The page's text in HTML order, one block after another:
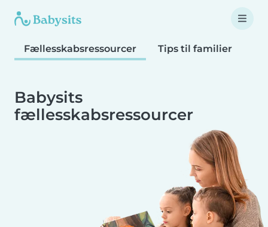
Fællesskabsressourcer Tips til familier
Babysits
fællesskabsressourcer